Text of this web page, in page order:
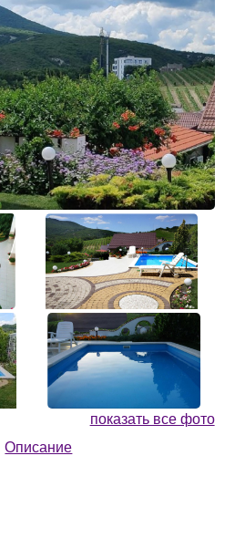
показать все фото
Описание